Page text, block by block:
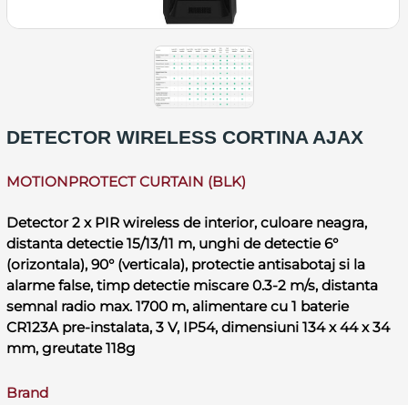
DETECTOR WIRELESS CORTINA AJAX
MOTIONPROTECT CURTAIN (BLK)
Detector 2 x PIR wireless de interior, culoare neagra,
distanta detectie 15/13/11 m, unghi de detectie 6°
(orizontala), 90° (verticala), protectie antisabotaj si la
alarme false, timp detectie miscare 0.3-2 m/s, distanta
semnal radio max. 1700 m, alimentare cu 1 baterie
CR123A pre-instalata, 3 V, IP54, dimensiuni 134 x 44 x 34
mm, greutate 118g
Brand